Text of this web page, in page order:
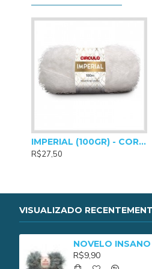
IMPERIAL (100GR) - COR 0010
R$27,50
VISUALIZADO
R$9,90